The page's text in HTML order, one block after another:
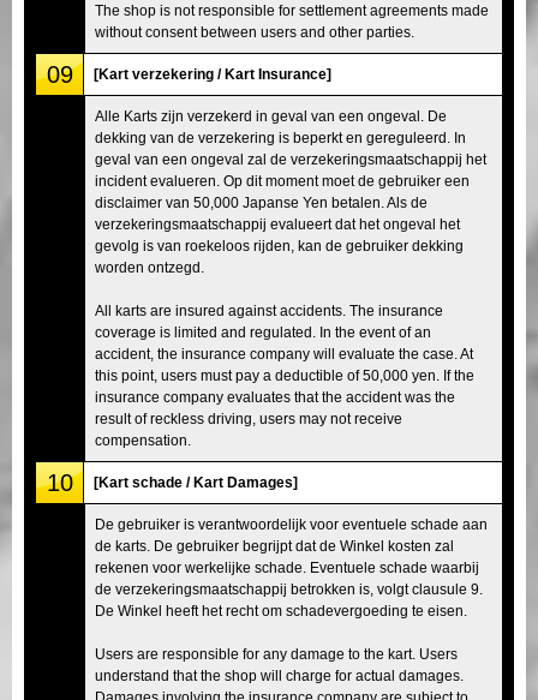
The shop is not responsible for settlement agreements made
without consent between users and other parties.
09 [Kart verzekering / Kart Insurance]
Alle Karts zijn verzekerd in geval van een ongeval. De
dekking van de verzekering is beperkt en gereguleerd. In
geval van een ongeval zal de verzekeringsmaatschappij het
incident evalueren. Op dit moment moet de gebruiker een
disclaimer van 50,000 Japanse Yen betalen. Als de
verzekeringsmaatschappij evalueert dat het ongeval het
gevolg is van roekeloos rijden, kan de gebruiker dekking
worden ontzegd.
All karts are insured against accidents. The insurance
coverage is limited and regulated. In the event of an
accident, the insurance company will evaluate the case. At
this point, users must pay a deductible of 50,000 yen. If the
insurance company evaluates that the accident was the
result of reckless driving, users may not receive
compensation.
10 [Kart schade / Kart Damages]
De gebruiker is verantwoordelijk voor eventuele schade aan
de karts. De gebruiker begrijpt dat de Winkel kosten zal
rekenen voor werkelijke schade. Eventuele schade waarbij
de verzekeringsmaatschappij betrokken is, volgt clausule 9.
De Winkel heeft het recht om schadevergoeding te eisen.
Users are responsible for any damage to the kart. Users
understand that the shop will charge for actual damages.